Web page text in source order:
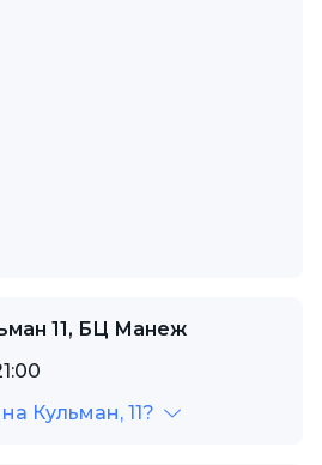
11, БЦ Манеж
Кульман, 11?